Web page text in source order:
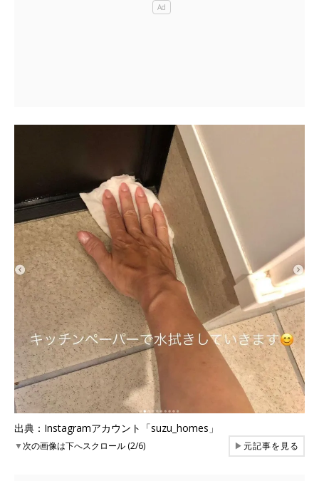
出典：Instagramアカウント「suzu_homes」
▼次の画像は下へスクロール (2/6) ▶元記事を見る